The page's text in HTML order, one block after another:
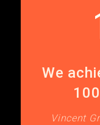
We
Vincent